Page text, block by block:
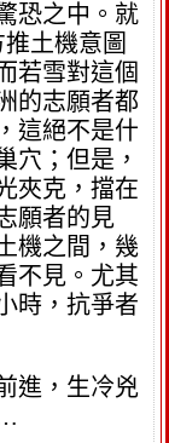
恐之中。就
土機意圖
若雪對這個
的志願者都
這絕不是什
穴；但是，
夾克，擋在
願者的見
機之間，幾
不見。尤其
時，抗爭者
進，生冷兇